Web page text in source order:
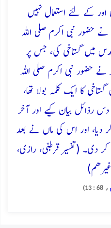
کے لئے استعمال نہیں
حضور نبی اکرم صلی اللہ
میں گستاخی کی، جس پر
حضور نبی اکرم صلی اللہ
کا ایک کلمہ بولا تھا،
رذائل بیان کیے اور آخر
دیا، اور اس کی ماں نے بعد
دی۔ (تفسیر قرطبی، رازی،
، 68 : 13)